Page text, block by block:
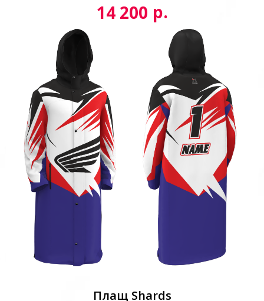
14 200 р.
Плащ Shards